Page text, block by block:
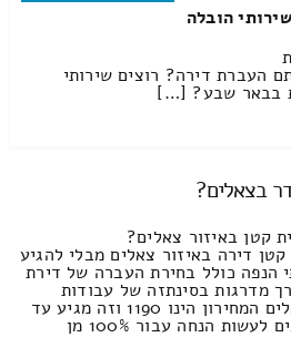
הובלה
העברת דירה? רוצים שירותי
בבאר שבע? […]
בצאלים?
קטן באיזור צאלים?
דירה באיזור צאלים מבלי להגיע
הנפה כולל בחירת העברה של דירת
מדרגות בסינתזה של עבודות
עבודת מעבירים באיזור צאלים המחירון הינו 1190 וזה מגיע עד
510 שקלים חדשים. מחוייבים לעשות הנחה עבור 100% מן